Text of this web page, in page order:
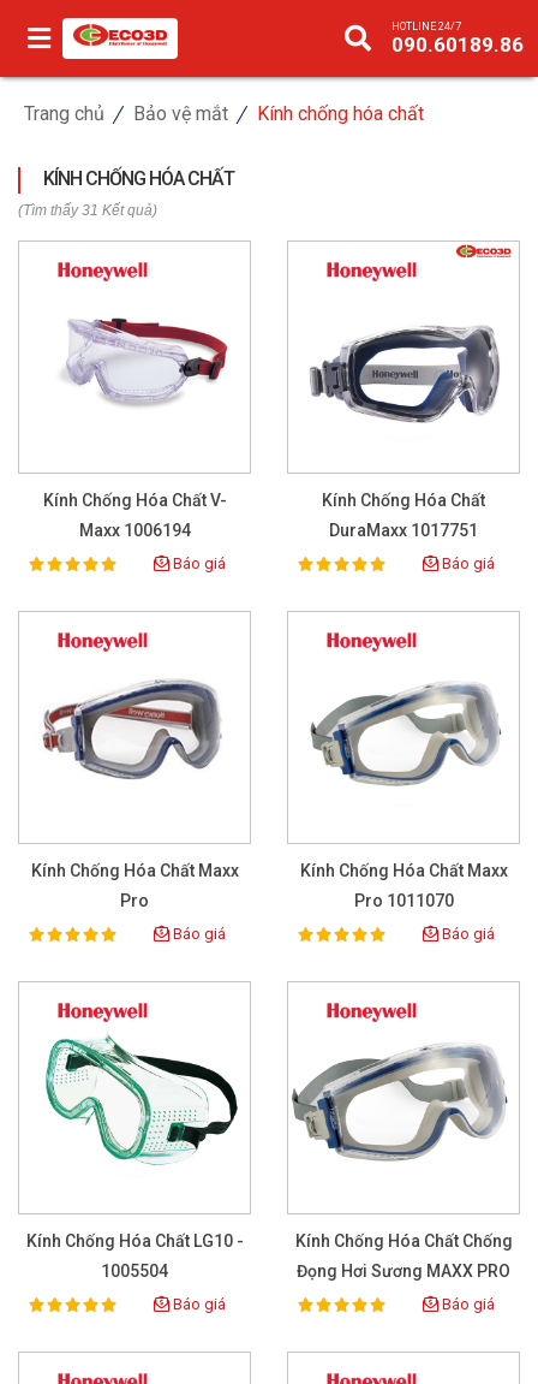
HOTLINE 24/7
090.60189.86
Trang chủ Bảo vệ mắt Kính chống hóa chất
KÍNH CHỐNG HÓA CHẤT
(Tìm thấy 31 Kết quả)
Kính Chống Hóa Chất V-
Maxx 1006194
Rating:
100% Báo giá
Kính Chống Hóa Chất
DuraMaxx 1017751
Rating:
100% Báo giá
Kính Chống Hóa Chất Maxx
Pro
Rating:
100% Báo giá
Kính Chống Hóa Chất Maxx
Pro 1011070
Rating:
100% Báo giá
Kính Chống Hóa Chất LG10 -
1005504
Rating:
100% Báo giá
Kính Chống Hóa Chất Chống
Đọng Hơi Sương MAXX PRO
Rating:
100% Báo giá